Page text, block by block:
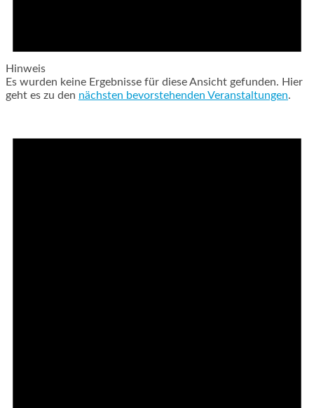
Hinweis
Es wurden keine Ergebnisse für diese Ansicht gefunden. Hier
geht es zu den nächsten bevorstehenden Veranstaltungen.